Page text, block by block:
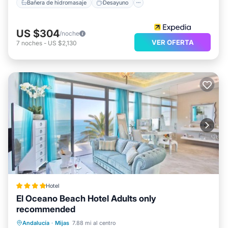
Bañera de hidromasaje Desayuno
US $304/noche
7 noches - US $2,130 VER OFERTA
Hotel
El Oceano Beach Hotel Adults only
recommended
Andalucía · Mijas 7.88 mi al centro
Piscina privada Frente al mar